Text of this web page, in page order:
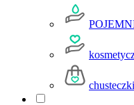
chusteczki